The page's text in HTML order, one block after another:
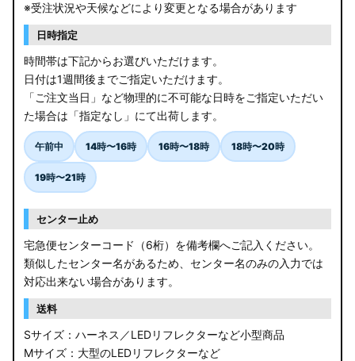
※受注状況や天候などにより変更となる場合があります
日時指定
時間帯は下記からお選びいただけます。
日付は1週間後までご指定いただけます。
「ご注文当日」など物理的に不可能な日時をご指定いただい
た場合は「指定なし」にて出荷します。
午前中 14時〜16時 16時〜18時 18時〜20時
19時〜21時
センター止め
宅急便センターコード（6桁）を備考欄へご記入ください。
類似したセンター名があるため、センター名のみの入力では
対応出来ない場合があります。
送料
Sサイズ：ハーネス／LEDリフレクターなど小型商品
Mサイズ：大型のLEDリフレクターなど